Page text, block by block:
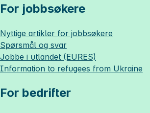
For jobbsøkere
Nyttige artikler for jobbsøkere
Spørsmål og svar
Jobbe i utlandet (EURES)
Information to refugees from Ukraine
For bedrifter